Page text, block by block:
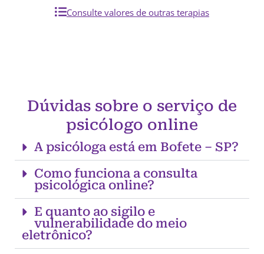
Consulte valores de outras terapias
Dúvidas sobre o serviço de
psicólogo online
A psicóloga está em Bofete – SP?
Como funciona a consulta
psicológica online?
E quanto ao sigilo e
vulnerabilidade do meio
eletrônico?